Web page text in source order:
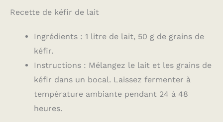
Recette de kéfir de lait
Ingrédients : 1 litre de lait, 50 g de grains de
kéfir.
Instructions : Mélangez le lait et les grains de
kéfir dans un bocal. Laissez fermenter à
température ambiante pendant 24 à 48
heures.